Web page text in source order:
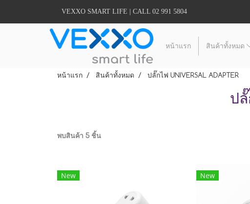
VEXXO SMART LIFE | CALL 02 991 5804
หน้าแรก สินค้าทั้งหมด
หน้าแรก สินค้าทั้งหมด ปลั๊กไฟ UNIVERSAL ADAPTER
ปลั๊
พบสินค้า 5 ชิ้น
New New